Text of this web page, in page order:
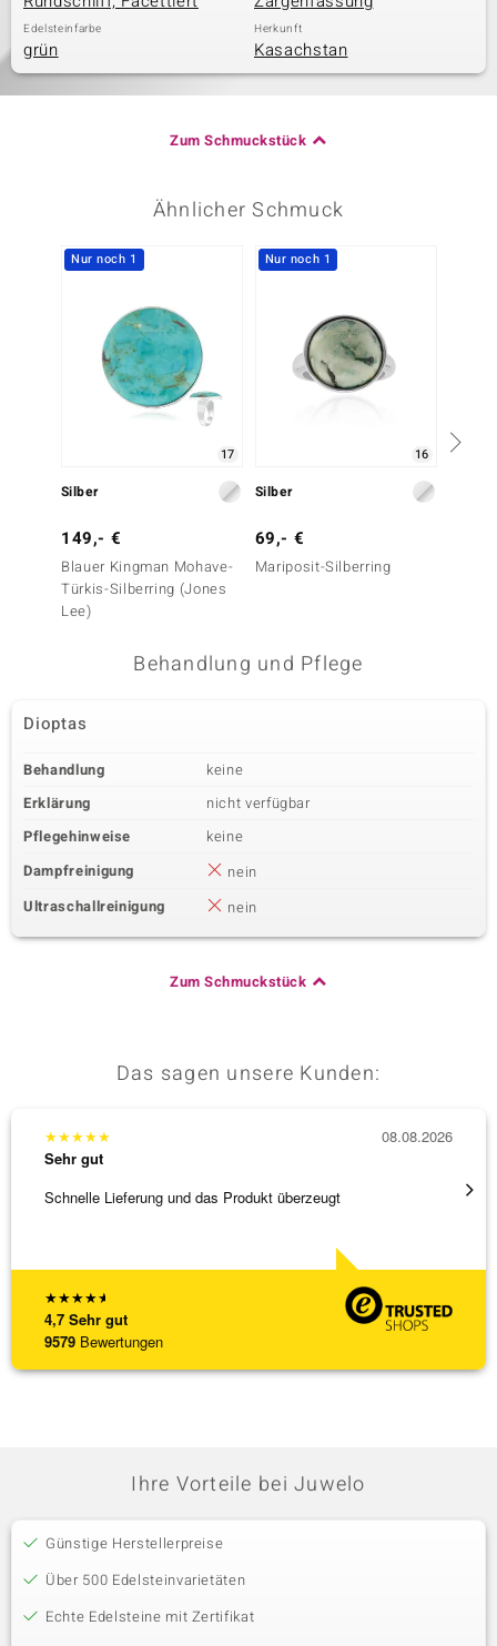
Edelsteinfarbe
grün
Herkunft
Kasachstan
Zum Schmuckstück
Ähnlicher Schmuck
Nur noch 1
17
Silber
149,- €
Blauer Kingman Mohave-
Türkis-Silberring (Jones
Lee)
Nur noch 1
16
Silber
69,- €
Mariposit-Silberring
Behandlung und Pflege
Dioptas
Behandlung
keine
Erklärung
nicht verfügbar
Pflegehinweise
keine
Dampfreinigung
nein
Ultraschallreinigung
nein
Zum Schmuckstück
Das sagen unsere Kunden:
★★★★★
4,7 Sehr gut
9579 Bewertungen
★★★★★
Sehr gut
Schnelle Lieferung und das Produkt überzeugt
08.08.2026
Ihre Vorteile bei Juwelo
Günstige Herstellerpreise
Über 500 Edelsteinvarietäten
Echte Edelsteine mit Zertifikat